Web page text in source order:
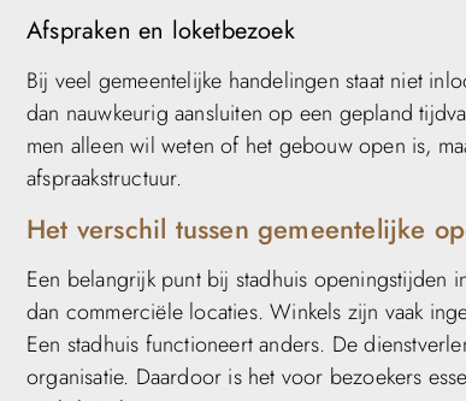
Afspraken en loketbezoek
Bij veel gemeentelijke handelingen staat niet
dan nauwkeurig aansluiten op een gepland
men alleen wil weten of het gebouw open is,
afspraakstructuur.
Het verschil tussen gemeentelijke
Een belangrijk punt bij stadhuis openingstijden
dan commerciële locaties. Winkels zijn vaak
Een stadhuis functioneert anders. De
organisatie. Daardoor is het voor bezoekers